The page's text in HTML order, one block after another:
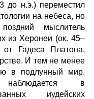
до н.э.) переместил
на небеса, но
мыслитель
из Херонеи (ок. 45–
от Гадеса Платона,
И тем не менее
в подлунный мир.
наблюдается в
иудейских